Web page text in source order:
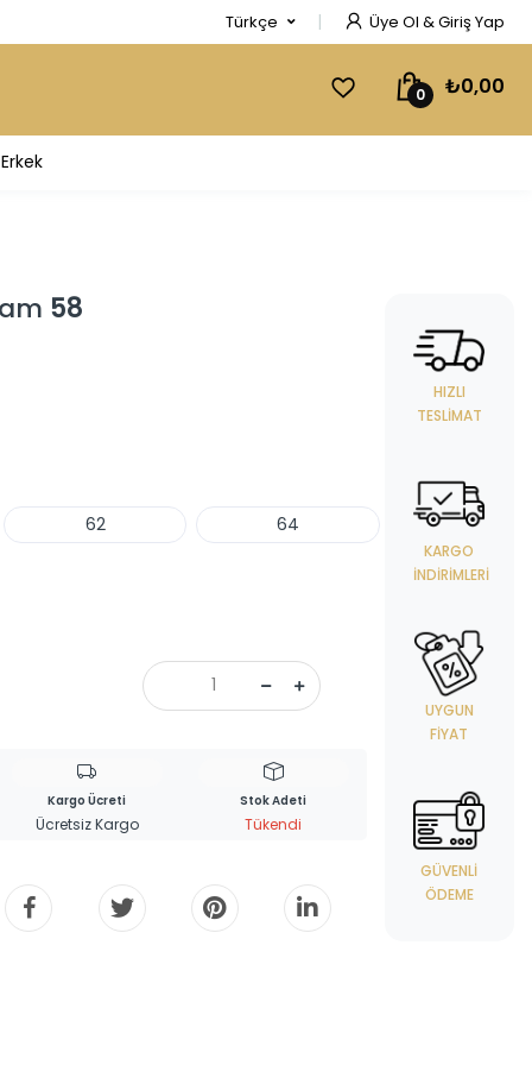
Türkçe Üye Ol & Giriş Yap
0 ₺0,00
Erkek
58
62 64
Kargo Ücreti
Ücretsiz Kargo
Stok Adeti
Tükendi
HIZLI
TESLIMAT
KARGO
İNDIRIMLERI
UYGUN
FIYAT
GÜVENLI
ÖDEME